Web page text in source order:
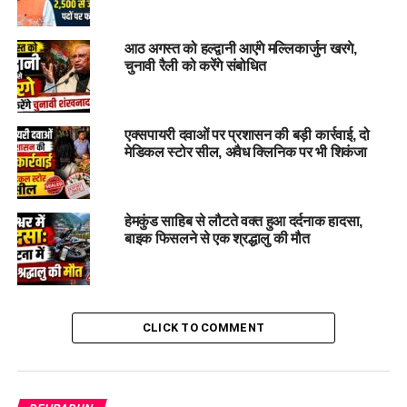
बजट से रोजगार और जनभागीदारी को
मिलेगा बढ़ावा
सीएम धामी ने कहा कि टियर-2 और टियर-3 शहरों के विकास से उत्तराखंड
प्रत्येक जनपद में महिला छात्रावास की व्यवस्था से महिला सुरक्षा, शिक्षा
और सशक्तिकरण को नई मजबूती मिलेगी। ‘ईज़ ऑफ डूइंग बिजनेस’ और
‘विश्वास आधारित शासन’ से निवेश, रोजगार और जनभागीदारी को बढ़ावा
आठ अगस्त को हल्द्वानी आएंगे मल्लिकार्जुन खरगे,
चुनावी रैली को करेंगे संबोधित
एक्सपायरी दवाओं पर प्रशासन की बड़ी कार्रवाई, दो
मेडिकल स्टोर सील, अवैध क्लिनिक पर भी शिकंजा
हेमकुंड साहिब से लौटते वक्त हुआ दर्दनाक हादसा,
बाइक फिसलने से एक श्रद्धालु की मौत
CLICK TO COMMENT